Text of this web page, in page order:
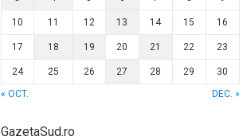
10 11 12 13 14 15 16
17 18 19 20 21 22 23
24 25 26 27 28 29
30
« OCT.
DEC. »
GazetaSud.ro